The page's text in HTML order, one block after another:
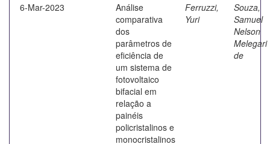
6-Mar-2023
Análise
comparativa
dos
parâmetros de
eficiência de
um sistema de
fotovoltaico
bifacial em
relação a
painéis
policristalinos e
monocristalinos
Ferruzzi,
Yuri
Souza,
Samuel
Nelson
Melegari
de